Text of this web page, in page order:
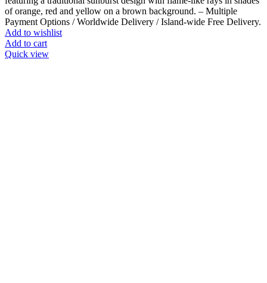
of orange, red and yellow on a brown background. – Multiple
Payment Options / Worldwide Delivery / Island-wide Free Delivery.
Add to wishlist
Add to cart
Quick view